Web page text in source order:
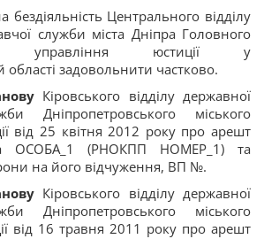
Центрального відділу
служби міста Дніпра Головного
управління юстиції у
області задовольнити частково.
Кіровського відділу державної
Дніпропетровського міського
від 25 квітня 2012 року про арешт
ОСОБА_1 (РНОКПП НОМЕР_1) та
на його відчуження, ВП №.
Кіровського відділу державної
Дніпропетровського міського
від 16 травня 2011 року про арешт